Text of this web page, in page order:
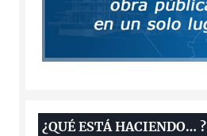
¿QUÉ ESTÁ HACIENDO… ?